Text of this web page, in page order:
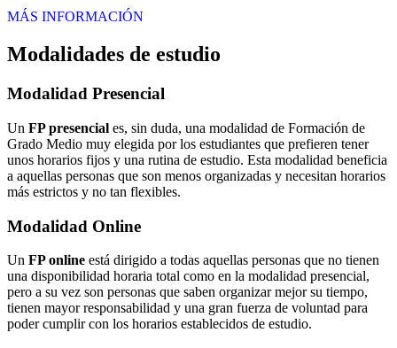
MÁS INFORMACIÓN
Modalidades de estudio
Modalidad Presencial
Un FP presencial es, sin duda, una modalidad de Formación de
Grado Medio muy elegida por los estudiantes que prefieren tener
unos horarios fijos y una rutina de estudio. Esta modalidad beneficia
a aquellas personas que son menos organizadas y necesitan horarios
más estrictos y no tan flexibles.
Modalidad Online
Un FP online está dirigido a todas aquellas personas que no tienen
una disponibilidad horaria total como en la modalidad presencial,
pero a su vez son personas que saben organizar mejor su tiempo,
tienen mayor responsabilidad y una gran fuerza de voluntad para
poder cumplir con los horarios establecidos de estudio.